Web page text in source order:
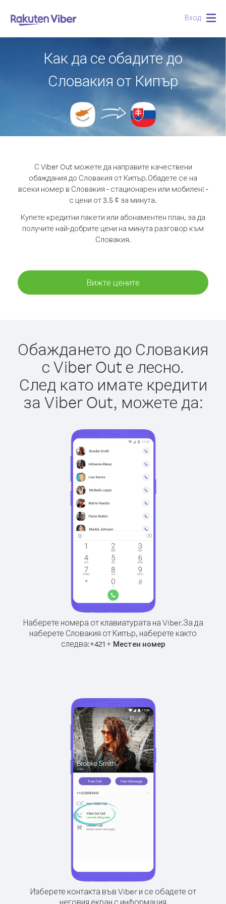
Вход
Как да се обадите до
Словакия от Кипър
С Viber Out можете да направите качествени
обаждания до Словакия от Кипър.Обадете се на
всеки номер в Словакия - стационарен или мобилен! -
с цени от 3.5 ¢ за минута.
Купете кредитни пакети или абонаментен план, за да
получите най-добрите цени на минута разговор към
Словакия.
Вижте цените
Обаждането до Словакия
с Viber Out е лесно.
След като имате кредити
за Viber Out, можете да:
Наберете номера от клавиатурата на Viber.За да
наберете Словакия от Кипър, наберете както
следва:+421+ Местен номер
Изберете контакта във Viber и се обадете от
неговия екран с информация